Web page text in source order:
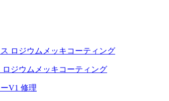
ジウムメッキコーティング